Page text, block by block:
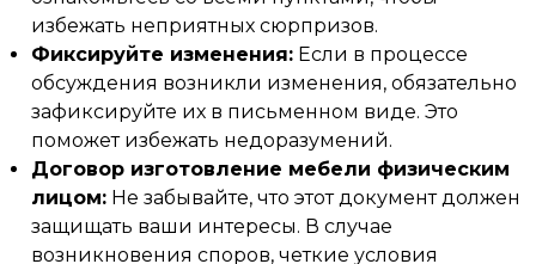
избежать неприятных сюрпризов.
Фиксируйте изменения: Если в процессе
обсуждения возникли изменения, обязательно
зафиксируйте их в письменном виде. Это
поможет избежать недоразумений.
Договор изготовление мебели физическим
лицом: Не забывайте, что этот документ должен
защищать ваши интересы. В случае
возникновения споров, четкие условия